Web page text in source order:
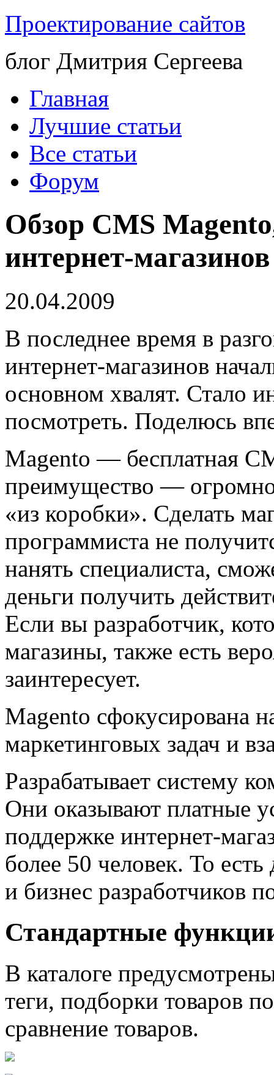
Проектирование сайтов
блог Дмитрия Сергеева
Главная
Лучшие статьи
Все статьи
Форум
Обзор CMS
интернет-магазинов
20.04.2009
В последнее время в
интернет-магазинов
основном хвалят. Стало
посмотреть. Поделюсь
Magento — бесплатная
преимущество —
«из коробки». Сделать
программиста не
нанять специалиста,
деньги получить
Если вы разработчик,
магазины, также есть
заинтересует.
Magento сфокусирована
маркетинговых задач и
Разрабатывает систему
Они оказывают платные
поддержке интернет-
более 50 человек. То
и бизнес разработчиков
Стандартные
В каталоге
теги, подборки товаров
сравнение товаров.